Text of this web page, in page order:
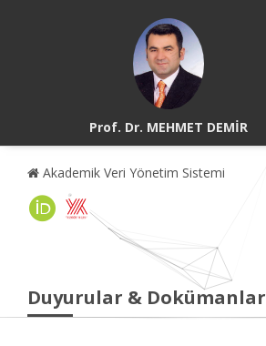
Prof. Dr. MEHMET DEMİR
Akademik Veri Yönetim Sistemi
Duyurular & Dokümanlar